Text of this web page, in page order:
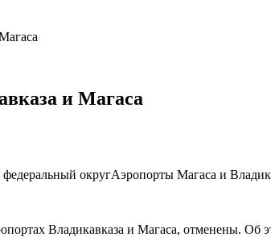
и Магаса
округАэропорты Магаса и
Владикавказа и Магаса, отменены. Об